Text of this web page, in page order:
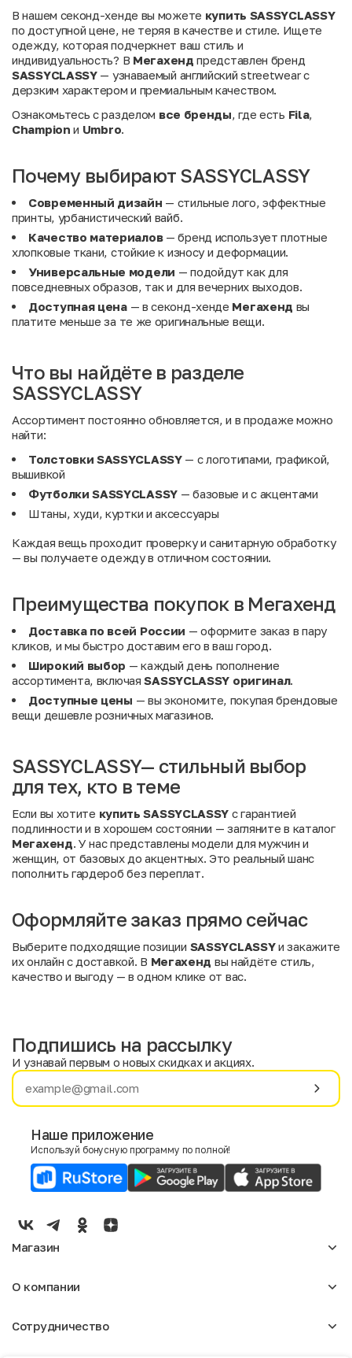
В нашем секонд-хенде вы можете купить SASSYCLASSY
по доступной цене, не теряя в качестве и стиле. Ищете
одежду, которая подчеркнет ваш стиль и
индивидуальность? В Мегахенд представлен бренд
SASSYCLASSY— узнаваемый английский streetwear с
дерзким характером и премиальным качеством.
Ознакомьтесь с разделом все бренды, где есть Fila,
Champion и Umbro.
Почему выбирают SASSYCLASSY
Современный дизайн — стильные лого, эффектные
принты, урбанистический вайб.
Качество материалов— бренд использует плотные
хлопковые ткани, стойкие к износу и деформации.
Универсальные модели — подойдут как для
повседневных образов, так и для вечерних выходов.
Доступная цена— в секонд-хенде Мегахенд вы
платите меньше за те же оригинальные вещи.
Что вы найдёте в разделе
SASSYCLASSY
Ассортимент постоянно обновляется, и в продаже можно
найти:
Толстовки SASSYCLASSY— с логотипами, графикой,
вышивкой
Футболки SASSYCLASSY — базовые и с акцентами
Штаны, худи, куртки и аксессуары
Каждая вещь проходит проверку и санитарную обработку
— вы получаете одежду в отличном состоянии.
Преимущества покупок в Мегахенд
Доставка по всей России — оформите заказ в пару
кликов, и мы быстро доставим его в ваш город.
Широкий выбор — каждый день пополнение
ассортимента, включаяSASSYCLASSY оригинал.
Доступные цены — вы экономите, покупая брендовые
вещи дешевле розничных магазинов.
SASSYCLASSY— стильный выбор
для тех, кто в теме
Если вы хотите купить SASSYCLASSY с гарантией
подлинности и в хорошем состоянии — загляните в каталог
Мегахенд. У нас представлены модели для мужчин и
женщин, от базовых до акцентных. Это реальный шанс
пополнить гардероб без переплат.
Оформляйте заказ прямо сейчас
Выберите подходящие позиции SASSYCLASSYи закажите
их онлайн с доставкой. В Мегахенд вы найдёте стиль,
качество и выгоду — в одном клике от вас.
Имя
E-mail
Мужской
Женский
Подпишись на рассылку
И узнавай первым о новых скидках и акциях.
Наше приложение
Используй бонусную программу по полной!
Магазин
Мужское
О компании
Отзывы
Сотрудничество